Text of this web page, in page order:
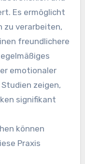
des
und
Es ermöglicht
verarbeiten,
freundlichere
emotionaler